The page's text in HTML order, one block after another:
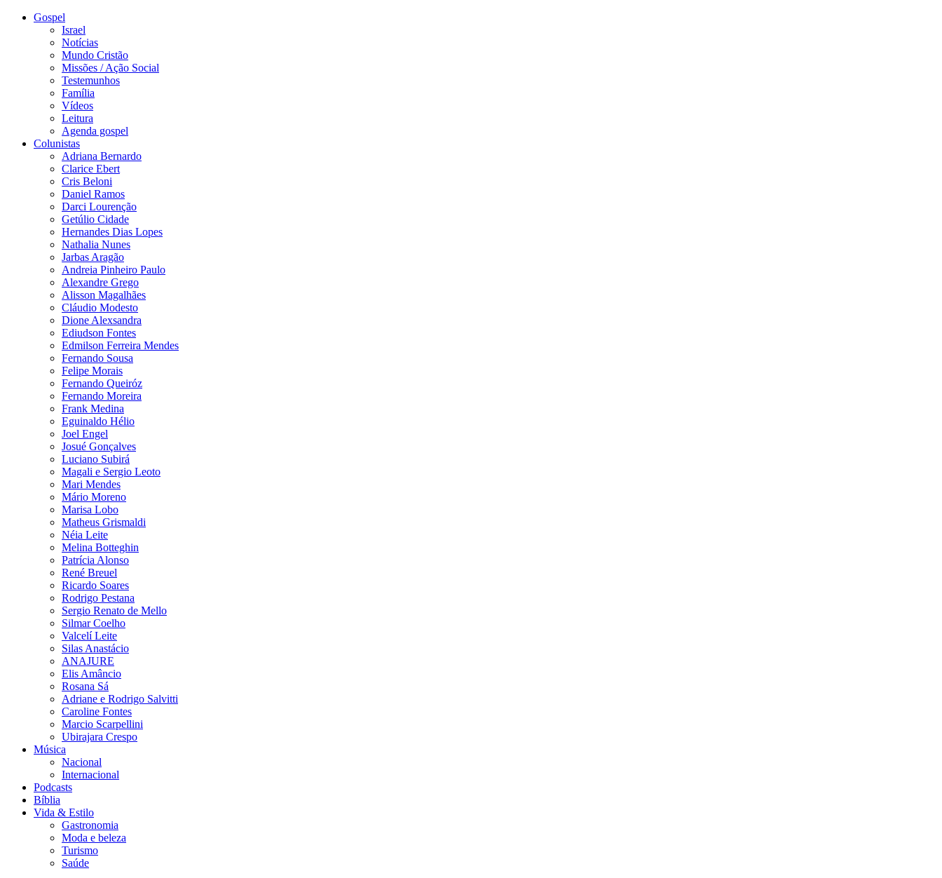
Gospel
Israel
Notícias
Mundo Cristão
Missões / Ação Social
Testemunhos
Família
Vídeos
Leitura
Agenda gospel
Colunistas
Adriana Bernardo
Clarice Ebert
Cris Beloni
Daniel Ramos
Darci Lourenção
Getúlio Cidade
Hernandes Dias Lopes
Nathalia Nunes
Jarbas Aragão
Andreia Pinheiro Paulo
Alexandre Grego
Alisson Magalhães
Cláudio Modesto
Dione Alexsandra
Ediudson Fontes
Edmilson Ferreira Mendes
Fernando Sousa
Felipe Morais
Fernando Queiróz
Fernando Moreira
Frank Medina
Eguinaldo Hélio
Joel Engel
Josué Gonçalves
Luciano Subirá
Magali e Sergio Leoto
Mari Mendes
Mário Moreno
Marisa Lobo
Matheus Grismaldi
Néia Leite
Melina Botteghin
Patrícia Alonso
René Breuel
Ricardo Soares
Rodrigo Pestana
Sergio Renato de Mello
Silmar Coelho
Valcelí Leite
Silas Anastácio
ANAJURE
Elis Amâncio
Rosana Sá
Adriane e Rodrigo Salvitti
Caroline Fontes
Marcio Scarpellini
Ubirajara Crespo
Música
Nacional
Internacional
Podcasts
Bíblia
Vida & Estilo
Gastronomia
Moda e beleza
Turismo
Saúde